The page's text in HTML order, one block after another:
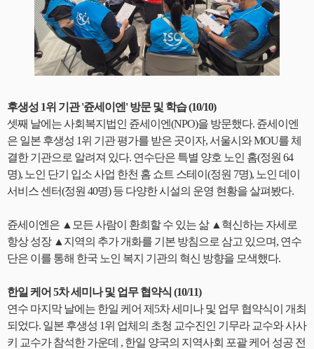
후생성 1위 기관 '쥰세이엔' 방문 및 학습 (10/10)
셋째 날에는 사회복지법인 쥰세이엔(NPO)을 방문했다. 쥰세이엔
은 일본 후생성 1위 기관 평가를 받은 곳이자, 서울시와 MOU를 체
결한 기관으로 알려져 있다. 연수단은 특별 양호 노인 홈(정원 64
명), 노인 단기 입소 사업 한천 홈 쇼트 스테이(정원 7명), 노인 데이
서비스 센터(정원 40명) 등 다양한 시설의 운영 현황을 살펴봤다.
쥰세이엔은 ▲모든 사람이 환희할 수 있는 삶 ▲혁신하는 자세로
항상 성장 ▲지역의 추가 개화를 기본 방침으로 삼고 있으며, 연수
단은 이를 통해 한국 노인 복지 기관의 혁신 방향을 모색했다.
한일 케어 5차 세미나 및 업무 협약식 (10/11)
연수 마지막 날에는 한일 케어 제5차 세미나 및 업무 협약식이 개최
되었다. 일본 후생성 1위 업체의 초청 교수진인 기무라 교수와 사사
키 교수가 참석한 가운데 , 한일 양국의 지역사회 포괄 케어 성공 전